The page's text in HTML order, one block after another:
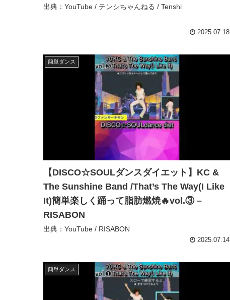
出典：YouTube / テンシちゃんねる / Tenshi
2025.07.18
簡単ダンス
【DISCO☆SOULダンスダイエット】KC &
The Sunshine Band /That’s The Way(I Like
It)簡単楽しく踊って脂肪燃焼🔥vol.③ –
RISABON
出典：YouTube / RISABON
2025.07.14
簡単ダンス